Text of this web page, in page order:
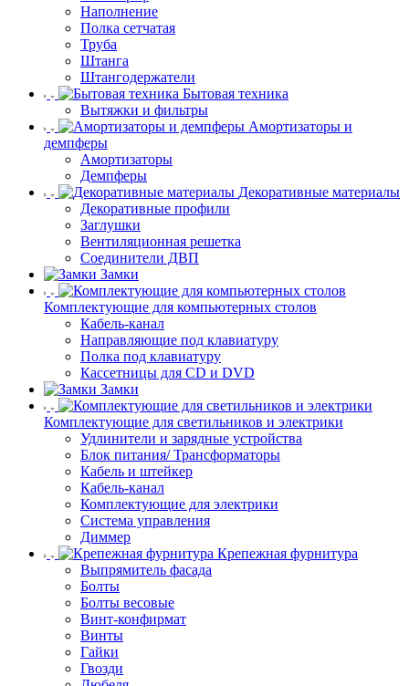
Наполнение
Полка сетчатая
Труба
Штанга
Штангодержатели
Бытовая техника
Вытяжки и фильтры
Амортизаторы и
демпферы
Амортизаторы
Демпферы
Декоративные материалы
Декоративные профили
Заглушки
Вентиляционная решетка
Соединители ДВП
Замки
Комплектующие для компьютерных столов
Кабель-канал
Направляющие под клавиатуру
Полка под клавиатуру
Кассетницы для CD и DVD
Замки
Комплектующие для светильников и электрики
Удлинители и зарядные устройства
Блок питания/ Трансформаторы
Кабель и штейкер
Кабель-канал
Комплектующие для электрики
Система управления
Диммер
Крепежная фурнитура
Выпрямитель фасада
Болты
Болты весовые
Винт-конфирмат
Винты
Гайки
Гвозди